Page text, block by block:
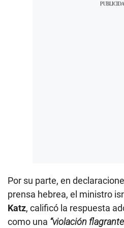
Por su parte, en
prensa hebrea, el ministro
Katz, calificó la respuesta
como una “violación